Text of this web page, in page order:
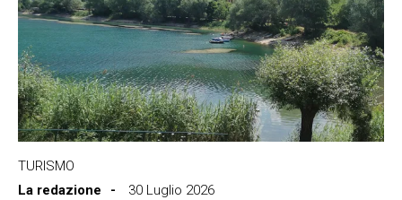
TURISMO
La redazione
30 Luglio 2026